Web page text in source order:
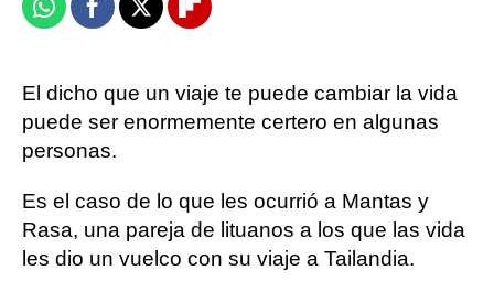
WhatsappFacebook
X Flipboard
El dicho que un viaje te puede cambiar la vida
puede ser enormemente certero en algunas
personas.
Es el caso de lo que les ocurrió a Mantas y
Rasa, una pareja de lituanos a los que las vida
les dio un vuelco con su viaje a Tailandia.